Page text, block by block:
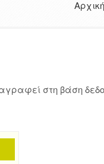
στη βάση